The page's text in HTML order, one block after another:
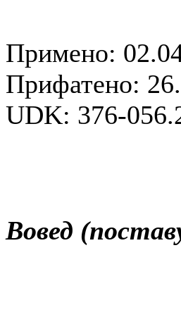
Примено:
Прифатено:
UDK: 376-
Вовед